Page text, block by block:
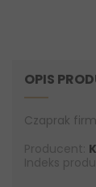
OPIS
Czaprak
Producent:
Indeks